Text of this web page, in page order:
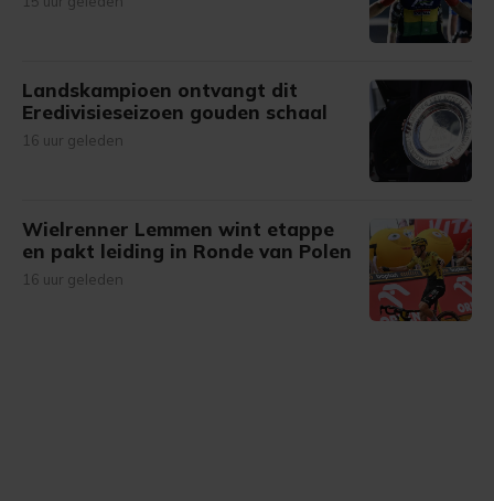
Landskampioen ontvangt dit
Eredivisieseizoen gouden schaal
16 uur geleden
Wielrenner Lemmen wint etappe
en pakt leiding in Ronde van Polen
16 uur geleden